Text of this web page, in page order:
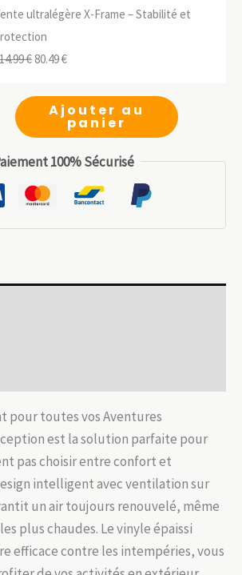
19.99 €.13.99 €.
prix
initial
était :
prix
ultralégère X-Frame – Stabilité et
€Le
initial
80.49€Le
actuel
est :
Ajouter au
panier
100% Sécurisé
pour toutes vos Aventures
est la solution parfaite pour
pas choisir entre confort et
intelligent avec ventilation sur
un air toujours renouvelé, même
plus chaudes. Le vinyle épaissi
efficace contre les intempéries, vous